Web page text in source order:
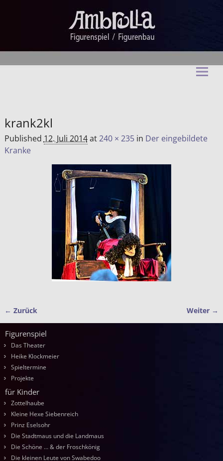
krank2kl
Published 12. Juli 2014at240 × 235in Der eingebildete
Kranke
Bilder-Navigation
← Zurück Weiter →
Figurenspiel
Das Theater
Heike Klockmeier
Spieltermine
Projekte
für Kinder
Zottelhaube
Kleine Hexe Siebenreich
Prinz Eselsohr
Die Stadtmaus und die Landmaus
Die Schöne … & der Froschkönig
Die kleinen Leute von Swabedoo